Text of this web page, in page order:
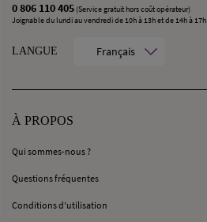
0 806 110 405 (Service gratuit hors coût opérateur)
Joignable du lundi au vendredi de 10h à 13h et de 14h à 17h
LANGUE Français
À PROPOS
Qui sommes-nous ?
Questions fréquentes
Conditions d’utilisation